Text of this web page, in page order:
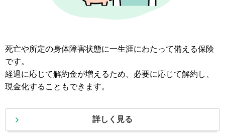
死亡や所定の身体障害状態に一生涯にわたって備える保険
です。
経過に応じて解約金が増えるため、必要に応じて解約し、
現金化することもできます。
詳しく見る